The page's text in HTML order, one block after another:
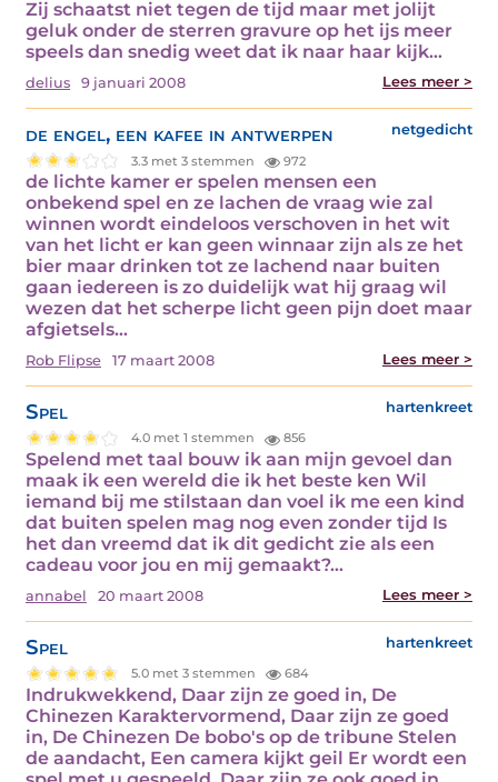
Zij schaatst niet tegen de tijd maar met jolijt
geluk onder de sterren gravure op het ijs meer
speels dan snedig weet dat ik naar haar kijk…
delius 9 januari 2008 Lees meer >
de engel, een kafee in antwerpen netgedicht
3.3 met 3 stemmen 972
de lichte kamer er spelen mensen een
onbekend spel en ze lachen de vraag wie zal
winnen wordt eindeloos verschoven in het wit
van het licht er kan geen winnaar zijn als ze het
bier maar drinken tot ze lachend naar buiten
gaan iedereen is zo duidelijk wat hij graag wil
wezen dat het scherpe licht geen pijn doet maar
afgietsels…
Rob Flipse 17 maart 2008 Lees meer >
Spel hartenkreet
4.0 met 1 stemmen 856
Spelend met taal bouw ik aan mijn gevoel dan
maak ik een wereld die ik het beste ken Wil
iemand bij me stilstaan dan voel ik me een kind
dat buiten spelen mag nog even zonder tijd Is
het dan vreemd dat ik dit gedicht zie als een
cadeau voor jou en mij gemaakt?…
annabel 20 maart 2008 Lees meer >
Spel hartenkreet
5.0 met 3 stemmen 684
Indrukwekkend, Daar zijn ze goed in, De
Chinezen Karaktervormend, Daar zijn ze goed
in, De Chinezen De bobo's op de tribune Stelen
de aandacht, Een camera kijkt geil Er wordt een